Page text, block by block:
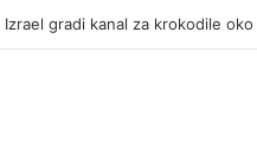
Izrael gradi kanal za krokodile